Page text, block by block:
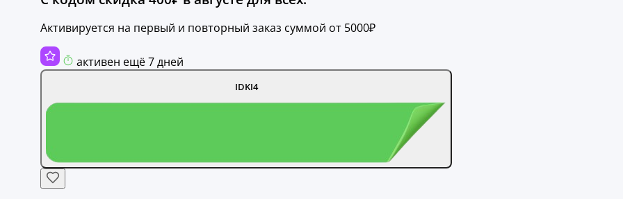
Активируется на первый и повторный заказ суммой от 5000₽
активен ещё 7 дней
IDKI4